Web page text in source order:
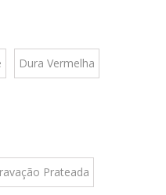
Dura Vermelha
Prateada